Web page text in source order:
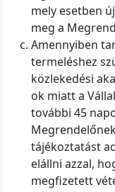
mely esetben
meg a
Amennyiben
termeléshez
közlekedési
ok miatt a
további 45
tájékoztatást
elállni azzal,
megfizetett